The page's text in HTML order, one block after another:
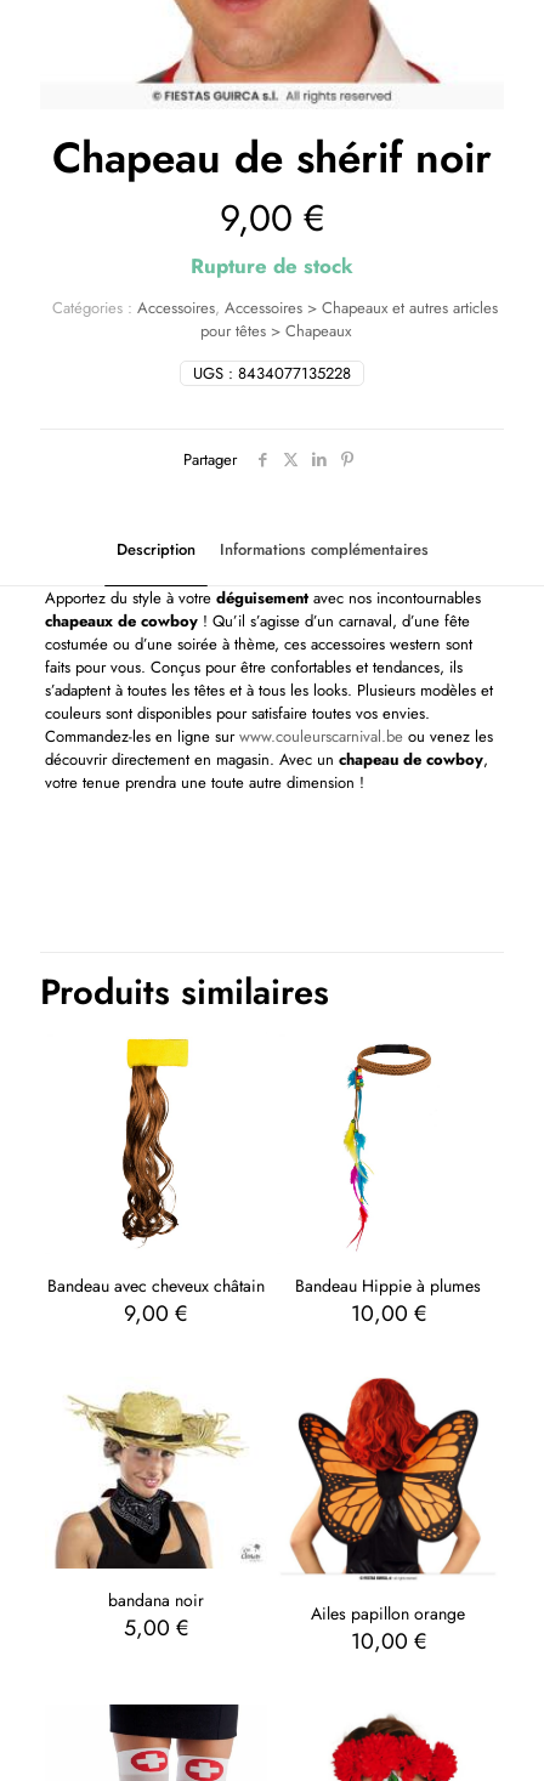
Chapeau de shérif noir
9,00 €
Rupture de stock
UGS : 8434077135228
Catégories : Accessoires, Accessoires > Chapeaux et autres articles
pour têtes > Chapeaux
Partager
Description Informations complémentaires
Apportez du style à votre déguisementavec nos incontournables
chapeaux de cowboy! Qu’il s’agisse d’un carnaval, d’une fête
costumée ou d’une soirée à thème, ces accessoires western sont
faits pour vous. Conçus pour être confortables et tendances, ils
s’adaptent à toutes les têtes et à tous les looks. Plusieurs modèles et
couleurs sont disponibles pour satisfaire toutes vos envies.
Commandez-les en ligne surwww.couleurscarnival.beou venez les
découvrir directement en magasin. Avec un chapeau de cowboy,
votre tenue prendra une toute autre dimension !
Produits similaires
Bandeau avec cheveux châtain
9,00€
Bandeau Hippie à plumes
10,00 €
bandana noir
5,00 € Ailes papillon orange
10,00 €